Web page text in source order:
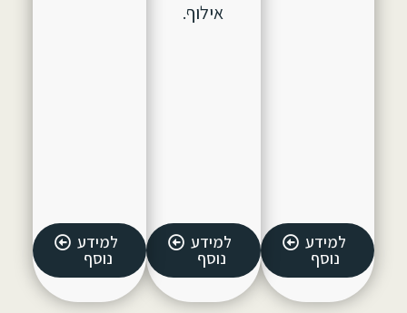
למידע
נוסף
אילוף.
למידע
נוסף
למידע
נוסף